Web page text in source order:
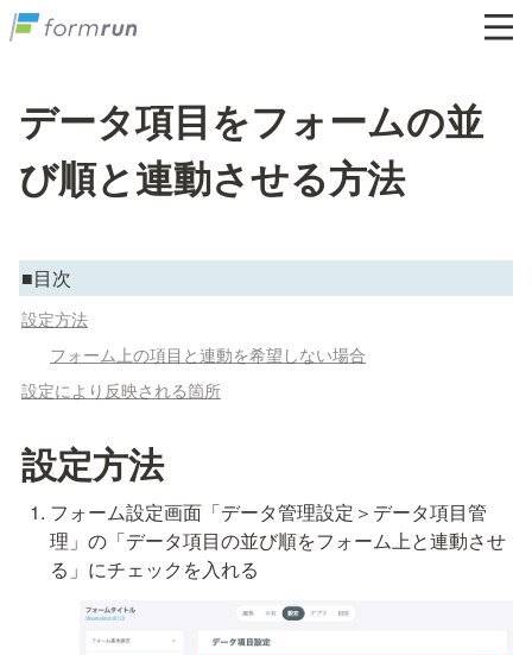
データ項目をフォームの並
び順と連動させる方法
■目次
設定方法
フォーム上の項目と連動を希望しない場合
設定により反映される箇所
設定方法
フォーム設定画面「データ管理設定＞データ項目管
理」の「データ項目の並び順をフォーム上と連動させ
る」にチェックを入れる